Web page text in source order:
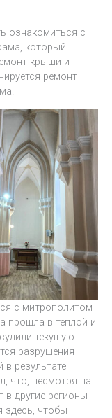
ознакомиться с
который
крыши и
ремонт
с митрополитом
прошла в теплой и
текущую
разрушения
в результате
что, несмотря на
другие регионы
здесь, чтобы